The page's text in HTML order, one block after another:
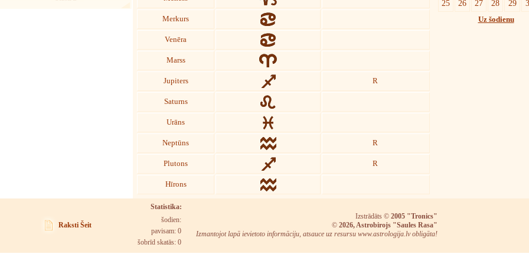
Merkurs
Venēra
Marss
Jupiters R
Saturns
Urāns
Neptūns R
Plutons R
Hīrons
25
26 27 28 29
Uz šodienu
Raksti Šeit
Statistika:
šodien:
pavisam: 0
šobrīd skatās: 0
Izstrādāts © 2005 "Tronics"
© 2026, Astrobirojs "Saules Rasa"
Izmantojot lapā ievietoto informāciju, atsauce uz resursu www.astrologija.lv obligāta!